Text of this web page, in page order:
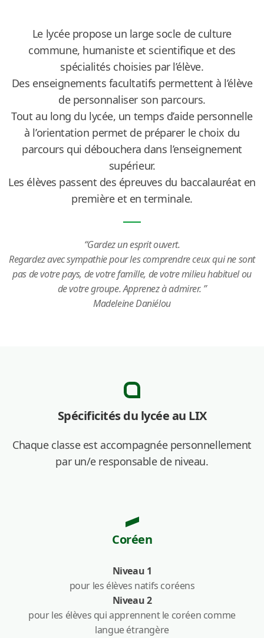
Le lycée propose un large socle de culture
commune, humaniste et scientifique et des
spécialités choisies par l’élève.
Des enseignements facultatifs permettent à l’élève
de personnaliser son parcours.
Tout au long du lycée, un temps d’aide personnelle
à l’orientation permet de préparer le choix du
parcours qui débouchera dans l’enseignement
supérieur.
Les élèves passent des épreuves du baccalauréat en
première et en terminale.
“Gardez un esprit ouvert.
Regardez avec sympathie pour les comprendre ceux qui ne sont
pas de votre pays, de votre famille, de votre milieu habituel ou
de votre groupe. Apprenez à admirer. ”
Madeleine Daniélou
Spécificités du lycée au LIX
Chaque classe est accompagnée personnellement
par un/e responsable de niveau.
Coréen
Niveau 1
pour les élèves natifs coréens
Niveau 2
pour les élèves qui apprennent le coréen comme
langue étrangère